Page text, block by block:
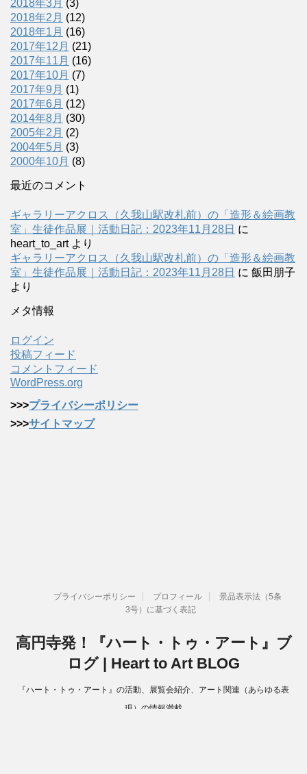
2018年3月 (3)
2018年2月 (12)
2018年1月 (16)
2017年12月 (21)
2017年11月 (16)
2017年10月 (7)
2017年9月 (1)
2017年6月 (12)
2014年8月 (30)
2005年2月 (2)
2004年5月 (3)
2000年10月 (8)
最近のコメント
ギャラリーアクロス（久我山駅改札前）の「造形＆絵画教
室」生徒作品展｜活動日記：2023年11月28日 に
heart_to_artより
ギャラリーアクロス（久我山駅改札前）の「造形＆絵画教
室」生徒作品展｜活動日記：2023年11月28日 に 飯田朋子
より
メタ情報
ログイン
投稿フィード
コメントフィード
WordPress.org
>>>プライバシーポリシー
>>>サイトマップ
プライバシーポリシー プロフィール
景品表示法（5条
3号）に基づく表記
高円寺発！『ハート・トゥ・アート』ブ
ログ | Heart to Art BLOG
『ハート・トゥ・アート』の活動、展覧会紹介、アート関連（あらゆる表
現）の情報満載